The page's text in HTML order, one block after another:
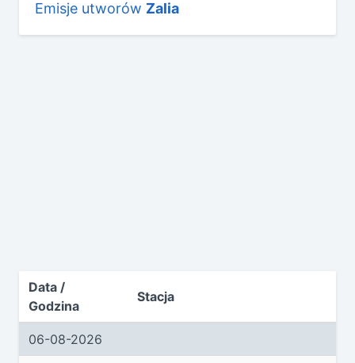
Emisje utworów Zalia
Data /
Godzina
Stacja
06-08-2026